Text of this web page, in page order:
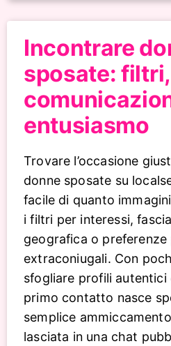
Incontrare
sposate: filtri,
entusiasmo
Trovare l’occasione
donne sposate su
facile di quanto
i filtri per interessi,
geografica o preferenze
extraconiugali. Con
sfogliare profili autentici
primo contatto nasce
semplice
lasciata in una chat